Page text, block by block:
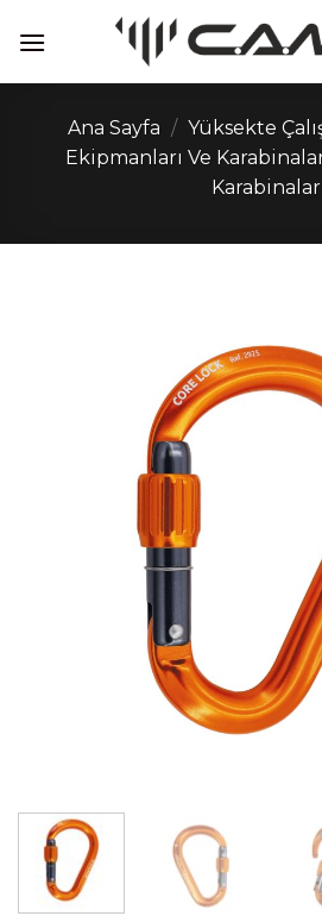
atla
Ana Sayfa / Yüksekte
Ekipmanları Ve
Karabinalar